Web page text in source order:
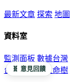
最新文章 探索 地圖
資料室
監測面板 數據台灣
台灣的形狀 生命樹
🧬 意見回饋